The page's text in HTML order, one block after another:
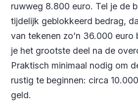
ruwweg 8.800 euro. Tel je de
tijdelijk geblokkeerd bedrag,
van tekenen zo’n 36.000 euro
je het grootste deel na de
Praktisch minimaal nodig om
rustig te beginnen: circa
geld.